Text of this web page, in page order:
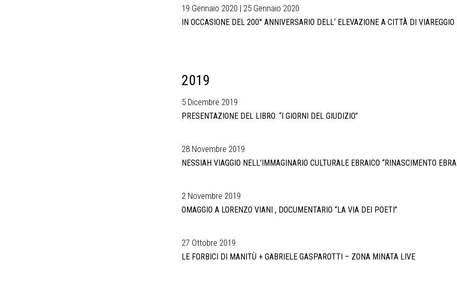
19 Gennaio 2020 | 25 Gennaio 2020
IN OCCASIONE DEL 200° ANNIVERSARIO DELL‘ ELEVAZIONE A CITTÀ DI VIAREGGIO
2019
5 Dicembre 2019
PRESENTAZIONE DEL LIBRO: “I GIORNI DEL GIUDIZIO”
28 Novembre 2019
NESSIAH VIAGGIO NELL’IMMAGINARIO CULTURALE EBRAICO “RINASCIMENTO
2 Novembre 2019
OMAGGIO A LORENZO VIANI , DOCUMENTARIO “LA VIA DEI POETI”
27 Ottobre 2019
LE FORBICI DI MANITÙ + GABRIELE GASPAROTTI – ZONA MINATA LIVE